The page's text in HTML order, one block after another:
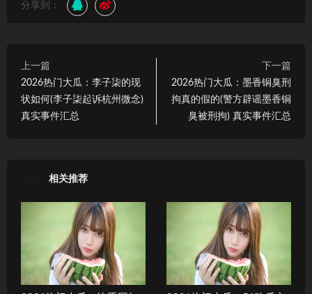
分享到：
上一篇
2026热门大瓜：李子柒的现
状如何(李子柒起诉杭州微念)
真实事件汇总
下一篇
2026热门大瓜：墨香铜臭刑
拘真的假的(警方辟谣墨香铜
臭被刑拘) 真实事件汇总
相关推荐